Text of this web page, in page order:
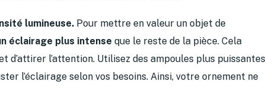
lumineuse. Pour mettre en valeur un objet de
éclairage plus intense que le reste de la pièce. Cela
d’attirer l’attention. Utilisez des ampoules plus puissantes
l’éclairage selon vos besoins. Ainsi, votre ornement ne